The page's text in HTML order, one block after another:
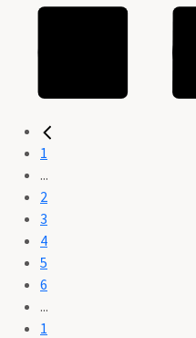
1
...
2
3
4
5
6
...
1